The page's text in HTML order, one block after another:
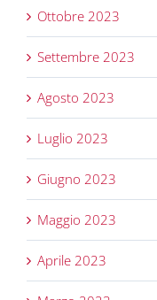
Ottobre 2023
Settembre 2023
Agosto 2023
Luglio 2023
Giugno 2023
Maggio 2023
Aprile 2023